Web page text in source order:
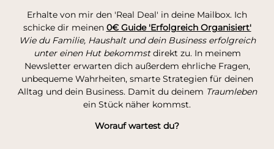
Erhalte von mir den 'Real Deal' in deine Mailbox. Ich
schicke dir meinen 0€ Guide 'Erfolgreich Organisiert'
Wie du Familie, Haushalt und dein Business erfolgreich
unter einen Hut bekommstdirekt zu. In meinem
Newsletter erwarten dich außerdem ehrliche Fragen,
unbequeme Wahrheiten, smarte Strategien für deinen
Alltag und dein Business. Damit du deinem Traumleben
ein Stück näher kommst.
Worauf wartest du?